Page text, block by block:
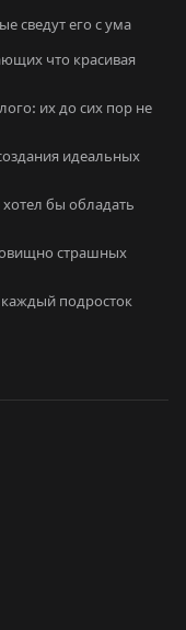
сведут его с ума
что красивая
их до сих пор не
идеальных
бы обладать
страшных
подросток